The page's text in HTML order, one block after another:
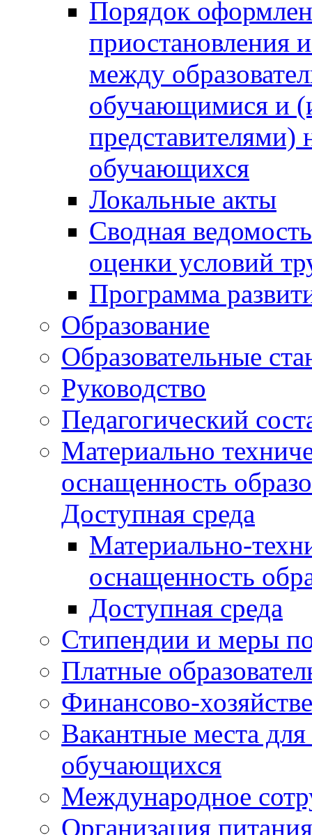
Порядок
приостановления
между
обучающимися и
представителями)
обучающихся
Локальные акты
Сводная
оценки условий
Программа
Образование
Образовательные
Руководство
Педагогический
Материально
оснащенность
Доступная среда
Материально-
оснащенность
Доступная среда
Стипендии и меры
Платные
Финансово-
Вакантные места
обучающихся
Международное
Организация